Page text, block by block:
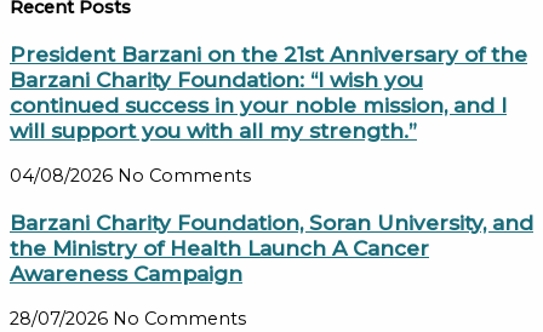
Recent Posts
President Barzani on the 21st Anniversary of the
Barzani Charity Foundation: “I wish you
continued success in your noble mission, and I
will support you with all my strength.”
04/08/2026 No Comments
Barzani Charity Foundation, Soran University, and
the Ministry of Health Launch A Cancer
Awareness Campaign
28/07/2026 No Comments